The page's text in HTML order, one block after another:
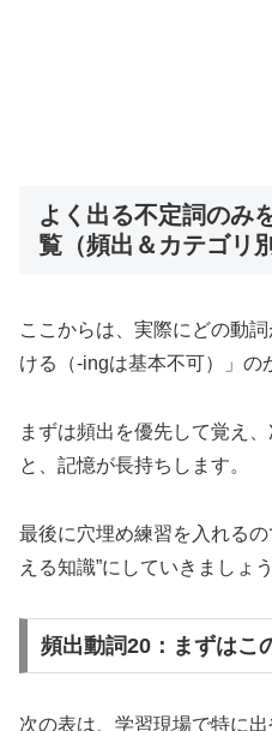
よく出る不定詞のみ
覧（頻出＆カテゴリ別
ここからは、実際にどの動
ける（-ingは基本不可）」の
まずは頻出を優先して覚え
と、記憶が長持ちします。
最後に穴埋め練習を入れる
える知識”にしていきましょう
頻出動詞20：まずはこ
次の表は、学習現場で特に